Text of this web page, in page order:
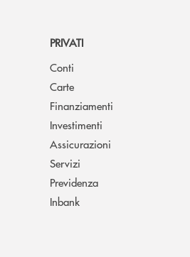
PRIVATI
Conti
Carte
Finanziamenti
Investimenti
Assicurazioni
Servizi
Previdenza
Inbank